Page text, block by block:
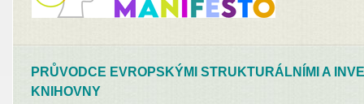
PRŮVODCE EVROPSKÝMI STRUKTURÁLNÍMI A
KNIHOVNY